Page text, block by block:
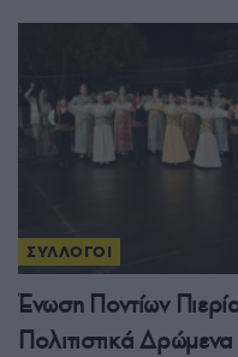
ΣΥΛΛΟΓΟΙ
Ένωση Ποντίων
Πολιτιστικά